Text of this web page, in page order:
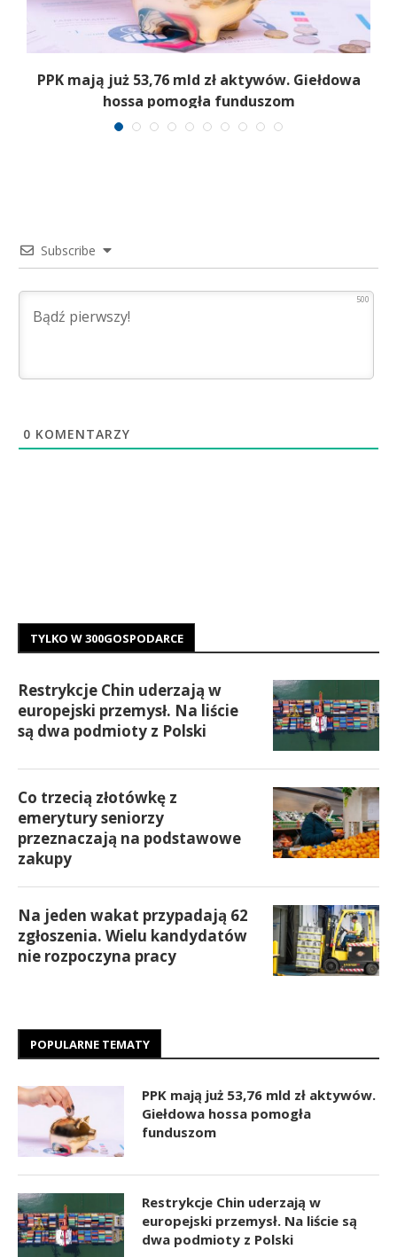
PPK mają już 53,76 mld zł aktywów. Giełdowa
hossa pomogła funduszom
Subscribe
500
0 KOMENTARZY
TYLKO W 300GOSPODARCE
Restrykcje Chin uderzają w
europejski przemysł. Na liście
są dwa podmioty z Polski
Co trzecią złotówkę z
emerytury seniorzy
przeznaczają na podstawowe
zakupy
Na jeden wakat przypadają 62
zgłoszenia. Wielu kandydatów
nie rozpoczyna pracy
POPULARNE TEMATY
PPK mają już 53,76 mld zł aktywów.
Giełdowa hossa pomogła
funduszom
Restrykcje Chin uderzają w
europejski przemysł. Na liście są
dwa podmioty z Polski